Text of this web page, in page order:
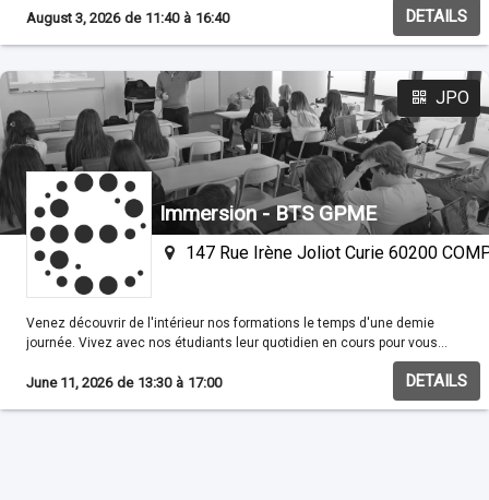
August 3, 2026 de 11:40 à 16:40 DETAILS
JPO
Immersion - BTS GPME
147 Rue Irène Joliot Curie 60200
Venez découvrir de l'intérieur nos formations le temps d'une demie
journée. Vivez avec nos étudiants leur quotidien en cours pour vous
June 11, 2026 de 13:30 à 17:00 DETAILS